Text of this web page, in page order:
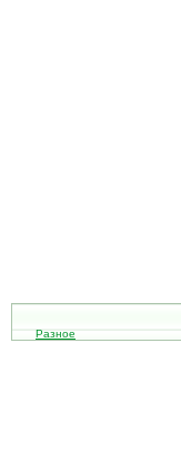
Разное